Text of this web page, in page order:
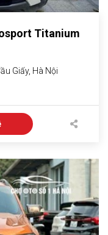
Titanium
Giấy, Hà Nội